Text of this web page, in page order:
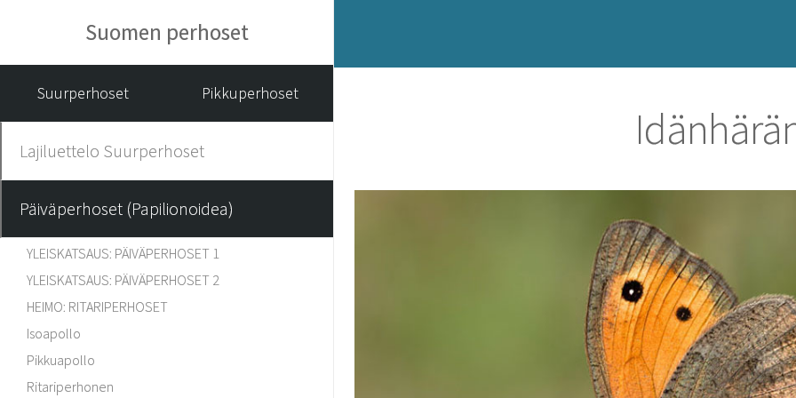
Suomen perhoset
Suurperhoset Pikkuperhoset
Lajiluettelo Suurperhoset
Päiväperhoset (Papilionoidea)
YLEISKATSAUS: PÄIVÄPERHOSET 1
YLEISKATSAUS: PÄIVÄPERHOSET 2
HEIMO: RITARIPERHOSET
Isoapollo
Pikkuapollo
Ritariperhonen